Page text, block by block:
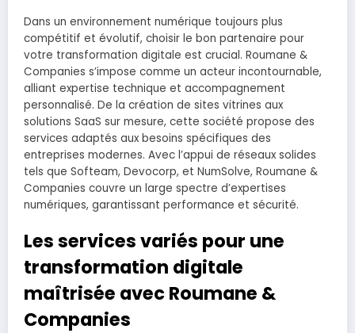
Dans un environnement numérique toujours plus
compétitif et évolutif, choisir le bon partenaire pour
votre transformation digitale est crucial. Roumane &
Companies s’impose comme un acteur incontournable,
alliant expertise technique et accompagnement
personnalisé. De la création de sites vitrines aux
solutions SaaS sur mesure, cette société propose des
services adaptés aux besoins spécifiques des
entreprises modernes. Avec l’appui de réseaux solides
tels que Softeam, Devocorp, et NumSolve, Roumane &
Companies couvre un large spectre d’expertises
numériques, garantissant performance et sécurité.
Les services variés pour une
transformation digitale
maîtrisée avec Roumane &
Companies